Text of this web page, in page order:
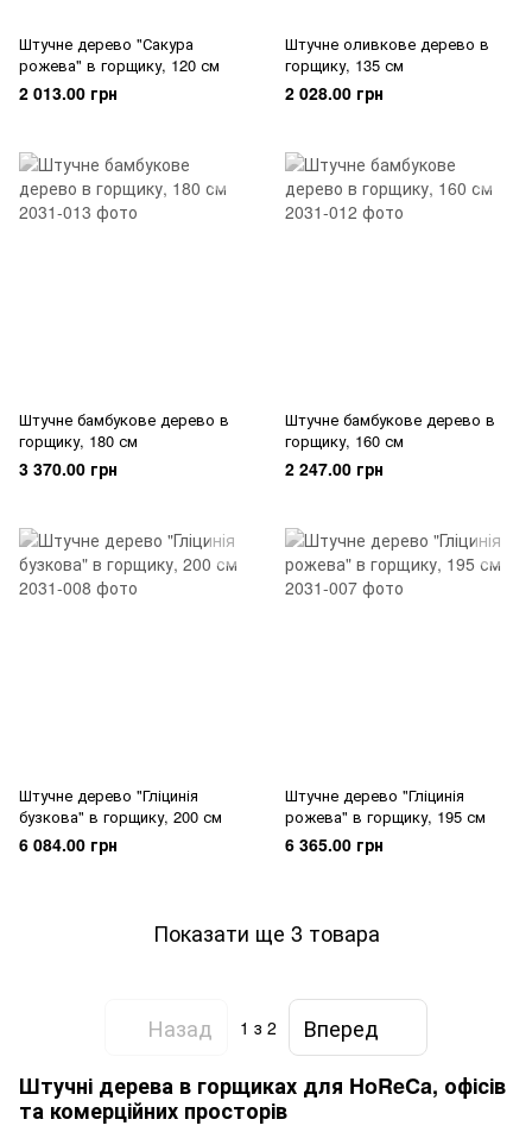
Штучне дерево "Сакура
рожева" в горщику, 120 см
2 013.00 грн
Штучне оливкове дерево в
горщику, 135 см
2 028.00 грн
Штучне бамбукове дерево в
горщику, 180 см
3 370.00 грн
Штучне бамбукове дерево в
горщику, 160 см
2 247.00 грн
Штучне дерево "Гліцинія
бузкова" в горщику, 200 см
6 084.00 грн
Штучне дерево "Гліцинія
рожева" в горщику, 195 см
6 365.00 грн
Показати ще 3 товара
Назад 1 з 2
Вперед
Штучні дерева в горщиках для HoReCa, офісів
та комерційних просторів